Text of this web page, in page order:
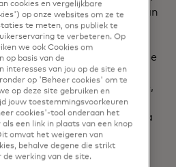
lid is van de raad van
de raad van bestuur van
van de Huntsman
heeft genomen bij de
Cancer Institute
Mental Health Institute,
van Utah. Jon is
van Pennsylvania
cookies en vergelijkbare
op onze websites om ze te
te meten, ons publiek te
te verbeteren. Op
we ook Cookies om
op basis van de
interesses van jou op de site en
op 'Beheer cookies' om te
op deze site gebruiken en
jouw toestemmingsvoorkeuren
cookies'-tool onderaan het
een link in plaats van een knop
omvat het weigeren van
behalve degene die strikt
de werking van de site.